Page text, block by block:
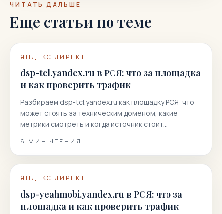
ЧИТАТЬ ДАЛЬШЕ
Еще статьи по теме
ЯНДЕКС ДИРЕКТ
dsp-tcl.yandex.ru в РСЯ: что за площадка
и как проверить трафик
Разбираем dsp-tcl.yandex.ru как площадку РСЯ: что
может стоять за техническим доменом, какие
метрики смотреть и когда источник стоит
6 МИН ЧТЕНИЯ
ЯНДЕКС ДИРЕКТ
dsp-yeahmobi.yandex.ru в РСЯ: что за
площадка и как проверить трафик